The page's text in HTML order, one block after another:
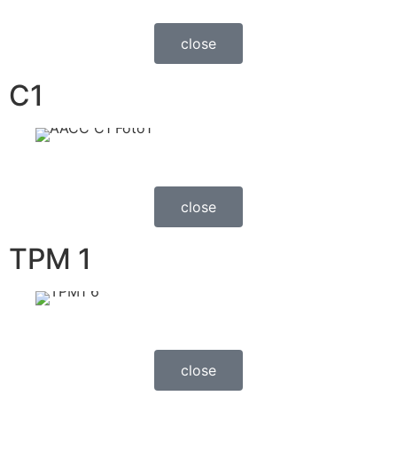
close
C1
close
TPM 1
close